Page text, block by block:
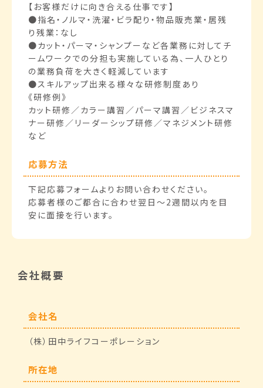
【お客様だけに向き合える仕事です】
●指名・ノルマ・洗濯・ビラ配り・物品販売業・居残
り残業：なし
●カット・パーマ・シャンプーなど各業務に対してチ
ームワークでの分担も実施している為、一人ひとり
の業務負荷を大きく軽減しています
●スキルアップ出来る様々な研修制度あり
《研修例》
カット研修／カラー講習／パーマ講習／ビジネスマ
ナー研修／リーダーシップ研修／マネジメント研修
など
応募方法
下記応募フォームよりお問い合わせください。
応募者様のご都合に合わせ翌日〜2週間以内を目
安に面接を行います。
会社概要
会社名
（株）田中ライフコーポレーション
所在地